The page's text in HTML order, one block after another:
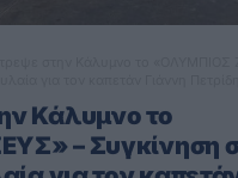
Κάλυμνο το
– Συγκίνηση